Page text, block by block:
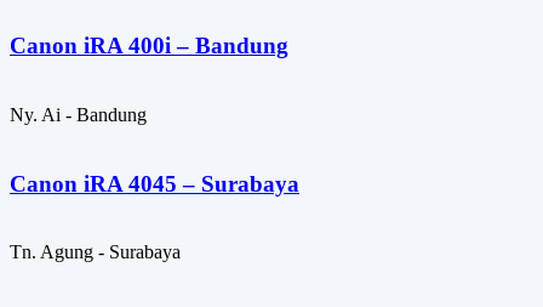
Canon iRA 400i – Bandung
Ny. Ai - Bandung
Canon iRA 4045 – Surabaya
Tn. Agung - Surabaya